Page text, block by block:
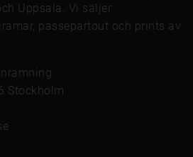
Uppsala. Vi säljer
passepartout och prints av
Stockholm